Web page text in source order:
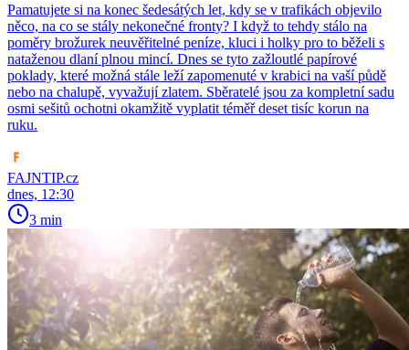
Pamatujete si na konec šedesátých let, kdy se v trafikách objevilo
něco, na co se stály nekonečné fronty? I když to tehdy stálo na
poměry brožurek neuvěřitelné peníze, kluci i holky pro to běželi s
nataženou dlaní plnou mincí. Dnes se tyto zažloutlé papírové
poklady, které možná stále leží zapomenuté v krabici na vaší půdě
nebo na chalupě, vyvažují zlatem. Sběratelé jsou za kompletní sadu
osmi sešitů ochotni okamžitě vyplatit téměř deset tisíc korun na
ruku.
FAJNTIP.cz
dnes, 12:30
3 min